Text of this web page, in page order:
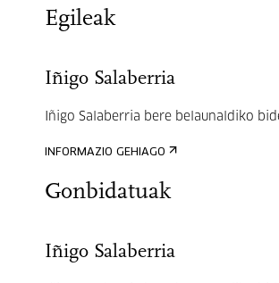
Egileak
Iñigo Salaberria
Iñigo Salaberria bere belaunaldiko
INFORMAZIO GEHIAGO
Gonbidatuak
Iñigo Salaberria